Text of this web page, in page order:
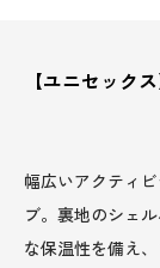
【ユニセック
幅広いアクティ
ブ。裏地のシェ
な保温性を備え